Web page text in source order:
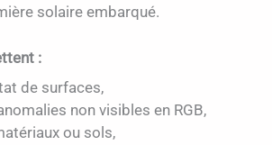
solaire embarqué.
:
de surfaces,
non visibles en RGB,
ou sols,